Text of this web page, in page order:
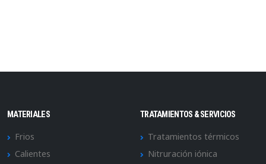
MATERIALES
Frios
Calientes
TRATAMIENTOS & SERVICIOS
Tratamientos térmicos
Nitruración iónica